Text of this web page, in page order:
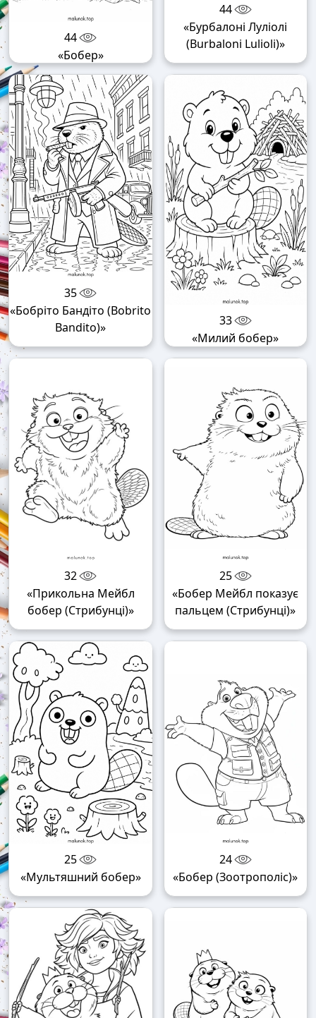
44
«Бобер»
44
«Бурбалоні Луліолі
(Burbaloni Lulioli)»
35
«Бобріто Бандіто (Bobrito
Bandito)»
33
«Милий бобер»
32
«Прикольна Мейбл
бобер (Стрибунці)»
25
«Бобер Мейбл показує
пальцем (Стрибунці)»
25
«Мультяшний бобер»
24
«Бобер (Зоотрополіс)»